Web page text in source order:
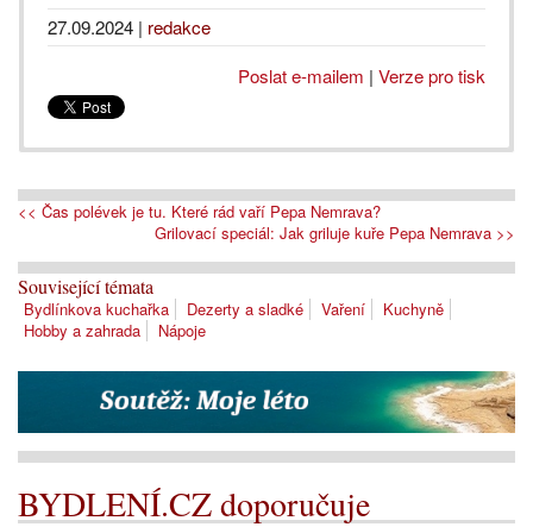
27.09.2024 | redakce
Poslat e-mailem | Verze pro tisk
<< Čas polévek je tu. Které rád vaří Pepa Nemrava?
Grilovací speciál: Jak griluje kuře Pepa Nemrava >>
Související témata
Bydlínkova kuchařka Dezerty a sladké Vaření
Kuchyně
Hobby a zahrada
Nápoje
BYDLENÍ.CZ doporučuje